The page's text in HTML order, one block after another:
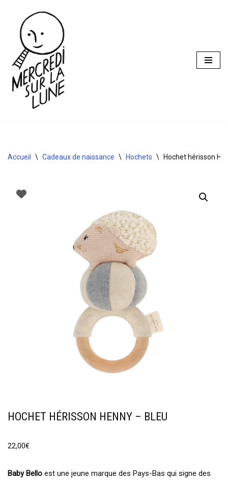
Aller
contenu
Accueil \ Cadeaux de naissance \ Hochets \ Hochet hérisson
HOCHET HÉRISSON HENNY – BLEU
22,00€
Baby Bello est une jeune marque des Pays-Bas qui signe des